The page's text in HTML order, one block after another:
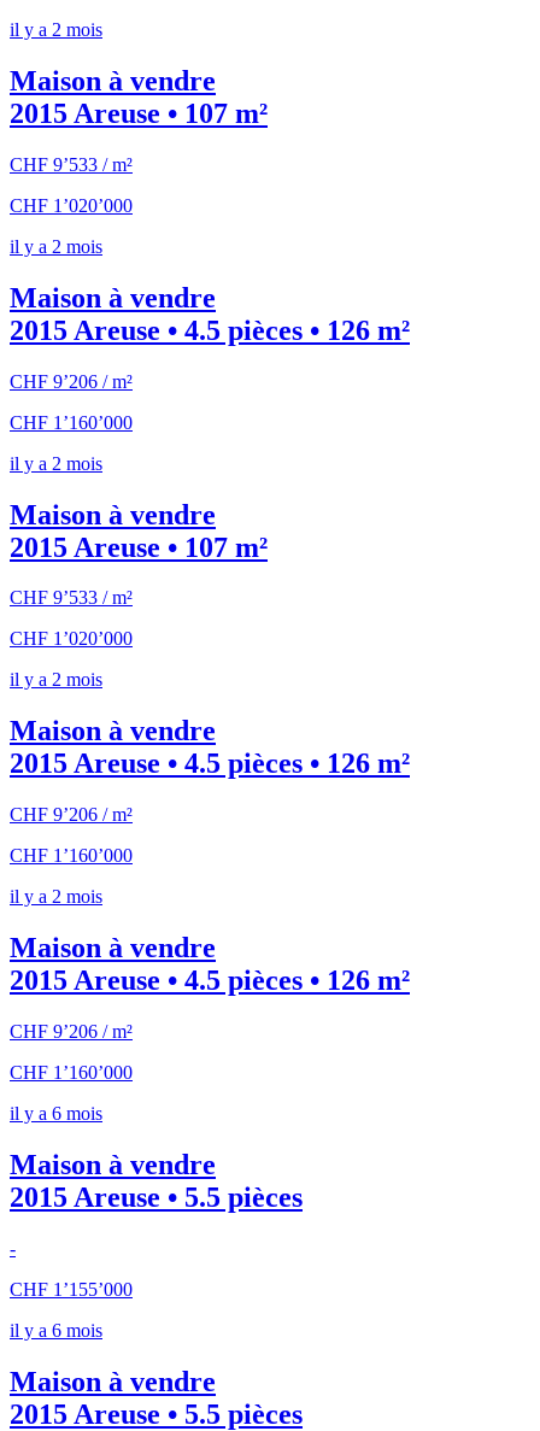
il y a 2 mois
Maison à vendre
2015 Areuse • 107 m²
CHF 9’533 / m²
CHF 1’020’000
il y a 2 mois
Maison à vendre
2015 Areuse • 4.5 pièces • 126 m²
CHF 9’206 / m²
CHF 1’160’000
il y a 2 mois
Maison à vendre
2015 Areuse • 107 m²
CHF 9’533 / m²
CHF 1’020’000
il y a 2 mois
Maison à vendre
2015 Areuse • 4.5 pièces • 126 m²
CHF 9’206 / m²
CHF 1’160’000
il y a 2 mois
Maison à vendre
2015 Areuse • 4.5 pièces • 126 m²
CHF 9’206 / m²
CHF 1’160’000
il y a 6 mois
Maison à vendre
2015 Areuse • 5.5 pièces
-
CHF 1’155’000
il y a 6 mois
Maison à vendre
2015 Areuse • 5.5 pièces